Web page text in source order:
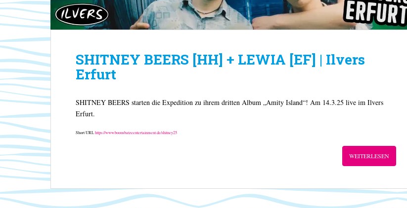
SHITNEY BEERS [HH] + LEWIA [EF] | Ilvers
Erfurt
SHITNEY BEERS starten die Expedition zu ihrem dritten Album „Amity Island“! Am 14.3.25 live im Ilvers
Erfurt.
Short URLhttps://www.boombatzeentertainment.de/shitney25
WEITERLESEN